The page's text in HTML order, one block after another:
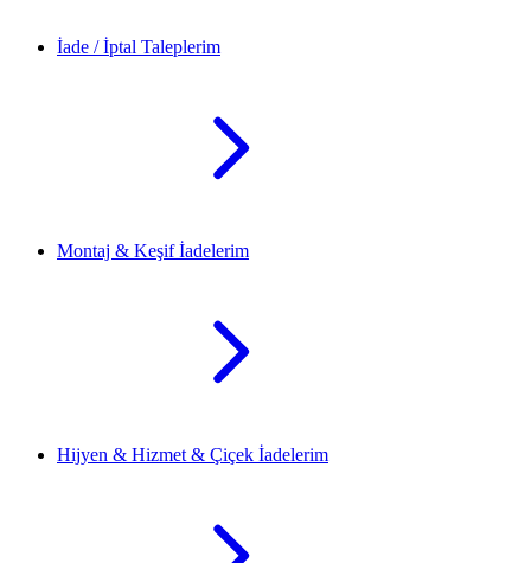
İade / İptal Taleplerim
Montaj & Keşif İadelerim
Hijyen & Hizmet & Çiçek İadelerim